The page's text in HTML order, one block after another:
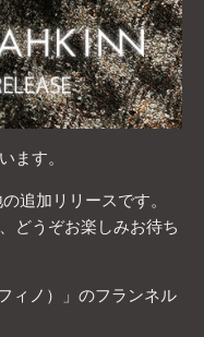
ます。
追加リリースです。
どうぞお楽しみお待ち
ィノ）」のフランネル